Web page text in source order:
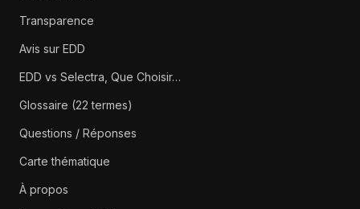
Transparence
Avis sur EDD
EDD vs Selectra, Que Choisir…
Glossaire (22 termes)
Questions / Réponses
Carte thématique
À propos